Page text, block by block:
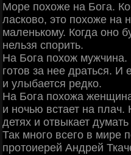
Море похоже на Бога.
ласково, это похоже на
маленькому. Когда оно
нельзя спорить.
На Бога похож мужчина.
готов за нее драться. И
и улыбается редко.
На Бога похожа
и ночью встает на плач.
детях и отвыкает
Так много всего в мире
протоиерей Андрей